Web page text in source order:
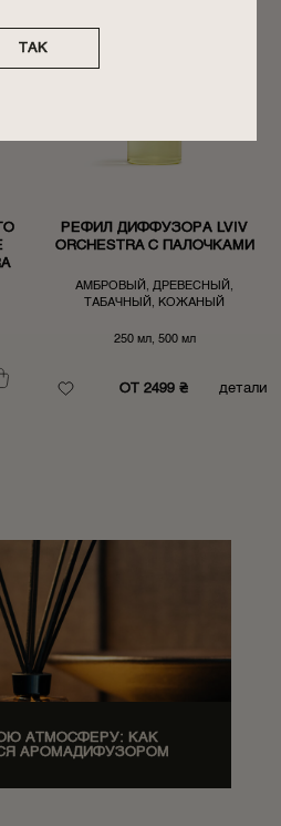
РЕФИЛ ДИФФУЗОРА LVIV
ORCHESTRA С ПАЛОЧКАМИ
АМБРОВЫЙ, ДРЕВЕСНЫЙ,
ТАБАЧНЫЙ, КОЖАНЫЙ
250 мл, 500 мл
детали
ОТ 2499 ₴
АТМОСФЕРУ: КАК
АРОМАДИФУЗОРОМ
ТАК